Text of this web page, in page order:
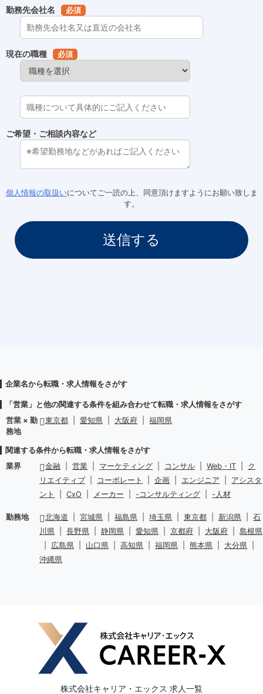
勤務先会社名 必須
現在の職種 必須
ご希望・ご相談内容など
個人情報の取扱いについてご一読の上、同意頂けますようにお願い致しま
す。
企業名から転職・求人情報をさがす
「営業」と他の関連する条件を組み合わせて転職・求人情報をさがす
営業 × 勤
務地
東京都 愛知県 大阪府 福岡県
関連する条件から転職・求人情報をさがす
業界
金融 営業 マーケティング コンサル Web・IT
ク
リエイティブ
コーポレート 企画 エンジニア
アシスタ
ント
CxO メーカー -コンサルティング -人材
勤務地 北海道 宮城県 福島県 埼玉県 東京都 新潟県
石
川県
長野県 静岡県 愛知県 京都府 大阪府
島根県
広島県 山口県 高知県 福岡県 熊本県 大分県
沖縄県
株式会社キャリア・エックス 求人一覧